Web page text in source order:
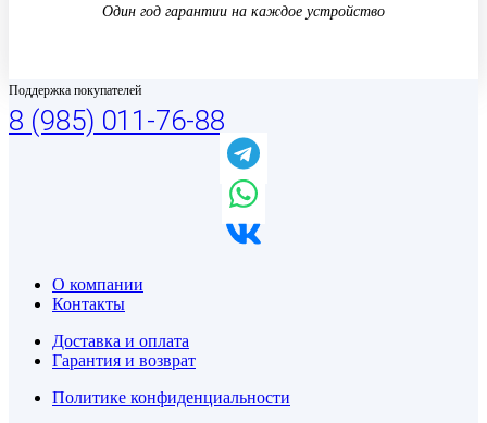
Один год гарантии на каждое устройство
Поддержка покупателей
8 (985) 011-76-88
О компании
Контакты
Доставка и оплата
Гарантия и возврат
Политике конфиденциальности